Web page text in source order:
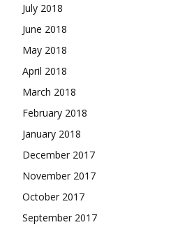
July 2018
June 2018
May 2018
April 2018
March 2018
February 2018
January 2018
December 2017
November 2017
October 2017
September 2017